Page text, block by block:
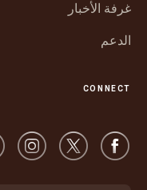
غرفة الأخبار
الدعم
CONNECT